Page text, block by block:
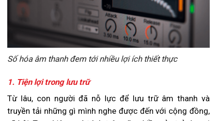
Số hóa âm thanh đem tới nhiều lợi ích thiết thực
1. Tiện lợi trong lưu trữ
Từ lâu, con người đã nỗ lực để lưu trữ âm thanh và
truyền tải những gì mình nghe được đến với cộng đồng,